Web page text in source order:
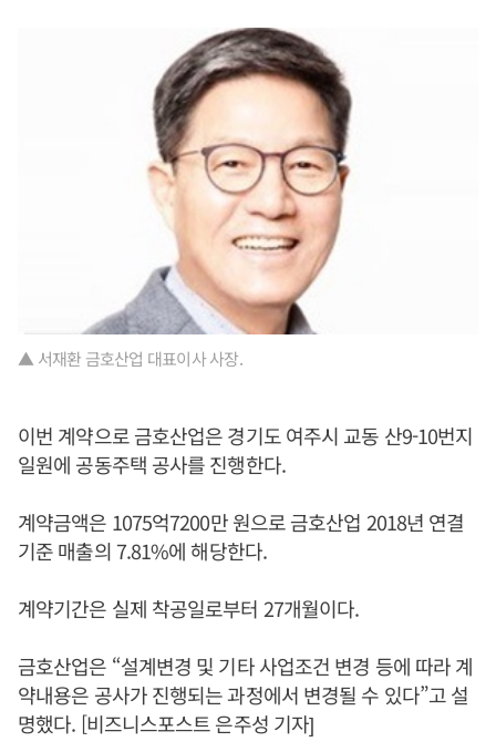
▲ 서재환 금호산업 대표이사 사장.
이번 계약으로 금호산업은 경기도 여주시 교동 산9-10번지
일원에 공동주택 공사를 진행한다.
계약금액은 1075억7200만 원으로 금호산업 2018년 연결
기준 매출의 7.81%에 해당한다.
계약기간은 실제 착공일로부터 27개월이다.
금호산업은 “설계변경 및 기타 사업조건 변경 등에 따라 계
약내용은 공사가 진행되는 과정에서 변경될 수 있다”고 설
명했다. [비즈니스포스트 은주성 기자]